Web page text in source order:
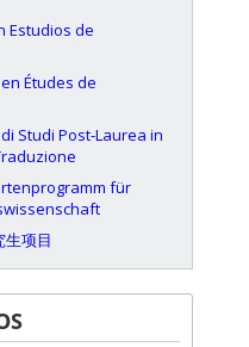
Estudios de
Études de
Studi Post-Laurea in
für
生项目